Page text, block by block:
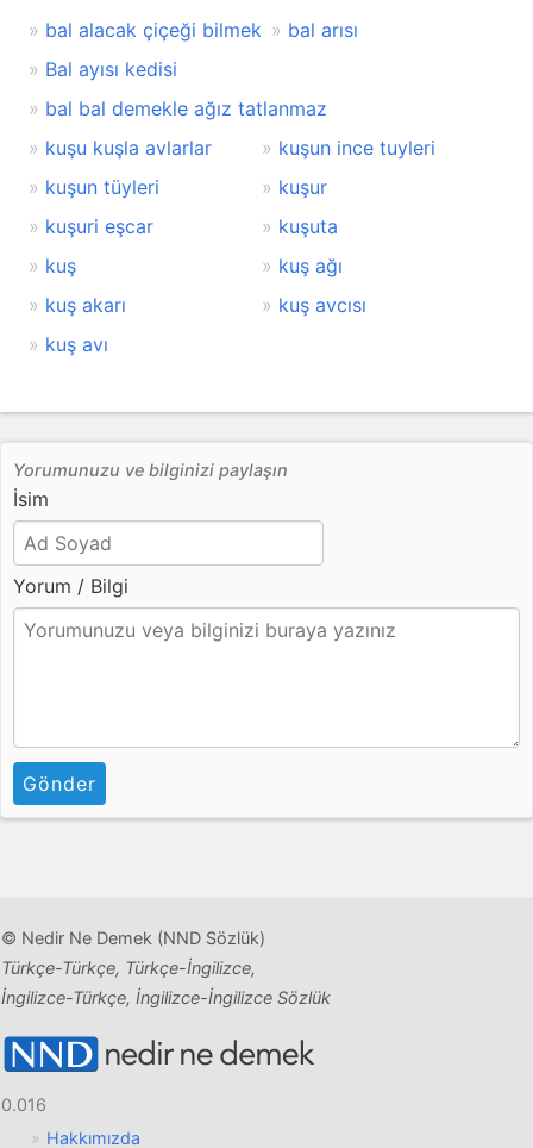
bal alacak çiçeği bilmek
bal arısı
Bal ayısı kedisi
bal bal demekle ağız tatlanmaz
kuşu kuşla avlarlar
kuşun ince tuyleri
kuşun tüyleri
kuşur
kuşuri eşcar
kuşuta
kuş
kuş ağı
kuş akarı
kuş avcısı
kuş avı
Yorumunuzu ve bilginizi paylaşın
İsim
Yorum / Bilgi
Gönder
© Nedir Ne Demek (NND Sözlük)
Türkçe-Türkçe, Türkçe-İngilizce,
İngilizce-Türkçe, İngilizce-İngilizce Sözlük
0.016
Hakkımızda